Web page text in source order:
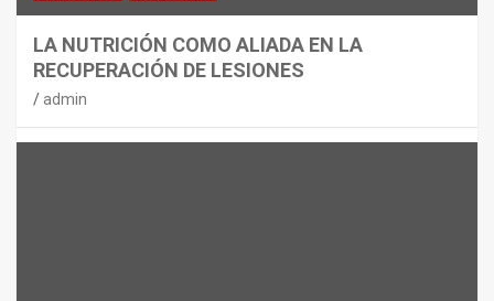
LA NUTRICIÓN COMO ALIADA EN LA
RECUPERACIÓN DE LESIONES
admin